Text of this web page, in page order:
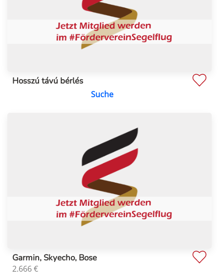
Hosszú távú bérlés
Suche
Garmin, Skyecho, Bose
2.666€